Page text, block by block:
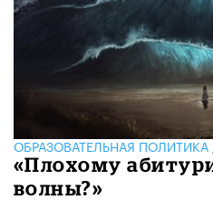
ОБРАЗОВАТЕЛЬНАЯ ПОЛИТИКА
«Плохому
волны?»